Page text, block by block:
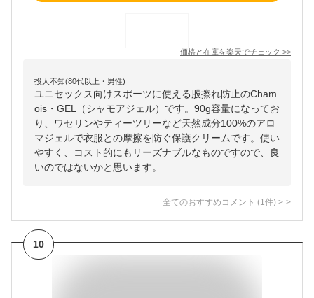
価格と在庫を楽天でチェック >>
投人不知(80代以上・男性)
ユニセックス向けスポーツに使える股擦れ防止のCham
ois・GEL（シャモアジェル）です。90g容量になってお
り、ワセリンやティーツリーなど天然成分100%のアロ
マジェルで衣服との摩擦を防ぐ保護クリームです。使い
やすく、コスト的にもリーズナブルなものですので、良
いのではないかと思います。
全てのおすすめコメント (1 件) >
10